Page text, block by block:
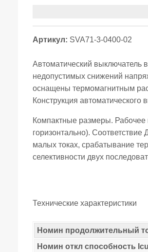
Артикул: SVA71-3-0400-02
Автоматический выключатель
недопустимых снижений
оснащены термомагнитным
Конструкция автоматического
Компактные размеры. Рабочее
горизонтально).
малых токах, срабатывание
селективности двух
Технические характеристики
Номин продолжительный
Номин откл способность